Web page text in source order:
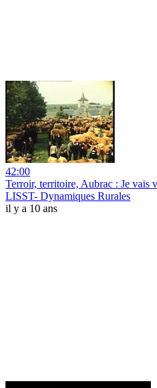
42:00
Terroir, territoire, Aubrac : Je vais
LISST- Dynamiques Rurales
il y a 10 ans